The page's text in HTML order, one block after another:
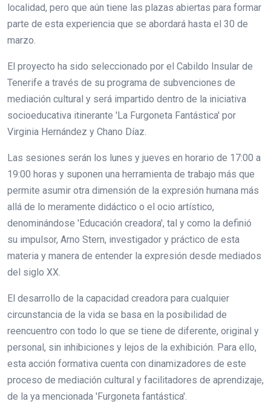
localidad, pero que aún tiene las plazas abiertas para formar
parte de esta experiencia que se abordará hasta el 30 de
marzo.
El proyecto ha sido seleccionado por el Cabildo Insular de
Tenerife a través de su programa de subvenciones de
mediación cultural y será impartido dentro de la iniciativa
socioeducativa itinerante 'La Furgoneta Fantástica' por
Virginia Hernández y Chano Díaz.
Las sesiones serán los lunes y jueves en horario de 17:00 a
19:00 horas y suponen una herramienta de trabajo más que
permite asumir otra dimensión de la expresión humana más
allá de lo meramente didáctico o el ocio artístico,
denominándose 'Educación creadora', tal y como la definió
su impulsor, Arno Stern, investigador y práctico de esta
materia y manera de entender la expresión desde mediados
del siglo XX.
El desarrollo de la capacidad creadora para cualquier
circunstancia de la vida se basa en la posibilidad de
reencuentro con todo lo que se tiene de diferente, original y
personal, sin inhibiciones y lejos de la exhibición. Para ello,
esta acción formativa cuenta con dinamizadores de este
proceso de mediación cultural y facilitadores de aprendizaje,
de la ya mencionada 'Furgoneta fantástica'.